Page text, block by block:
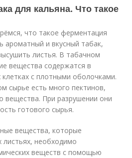
для кальяна. Что такое
что такое ферментация
ароматный и вкусный табак,
листья. В табачном
вещества содержатся в
клетках с плотными оболочками.
сырье есть много пектинов,
вещества. При разрушении они
готового сырья.
вещества, которые
листьях, необходимо
веществ с помощью